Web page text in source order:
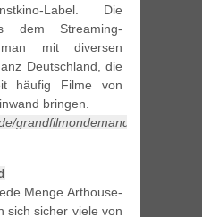
Label. Die
dem Streaming-
mit diversen
Deutschland, die
häufig Filme von
bringen.
grandfilmondemand/
Menge Arthouse-
sich sicher viele von